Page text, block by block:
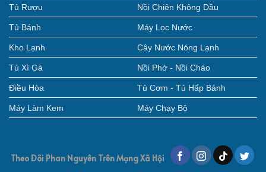
Tủ Rượu Nồi Chiên Không Dầu
Tủ Bánh Máy Lọc Nước
Kho Lạnh Cây Nước Nóng Lạnh
Tủ Xì Gà Nồi Phở - Nồi Cháo
Điều Hòa Tủ Cơm - Tủ Hấp Bánh
Máy Làm Kem Máy Chạy Bộ
Theo Dõi Phan Nguyên Trên Mạng Xã Hội